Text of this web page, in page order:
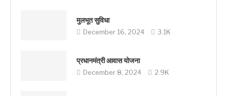
मुलभूत सुविधा
December 16, 2024 3.1K
प्रधानमंत्री आवास योजना
December 8, 2024 2.9K